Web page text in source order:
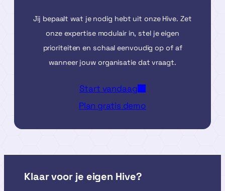
Jij bepaalt wat je nodig hebt uit onze Hive. Zet
onze expertise modulair in, stel je eigen
prioriteiten en schaal eenvoudig op of af
wanneer jouw organisatie dat vraagt.
Start vandaag
Plan gratis demo
Klaar voor je eigen Hive?